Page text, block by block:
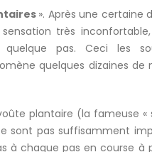
». Après une certaine
très
pas. Ceci les
quelques dizaines de
plantaire (la fameuse «
sont pas suffisamment
à chaque pas en course à